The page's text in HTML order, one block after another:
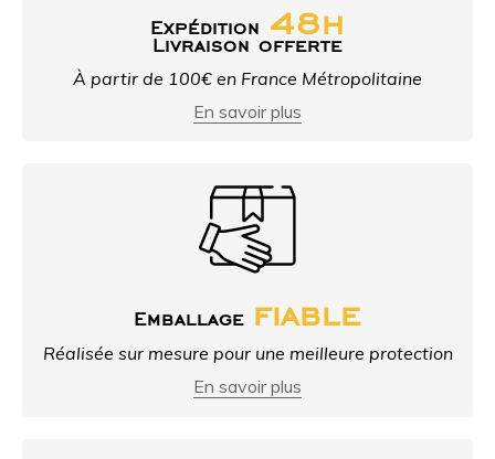
Expédition 48h
Livraison offerte
À partir de 100€ en France Métropolitaine
En savoir plus
Emballage fiable
Réalisée sur mesure pour une meilleure protection
En savoir plus